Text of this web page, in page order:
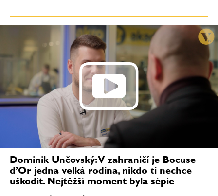
Dominik Unčovský: V zahraničí je Bocuse
d’Or jedna velká rodina, nikdo ti nechce
uškodit. Nejtěžší moment byla sépie